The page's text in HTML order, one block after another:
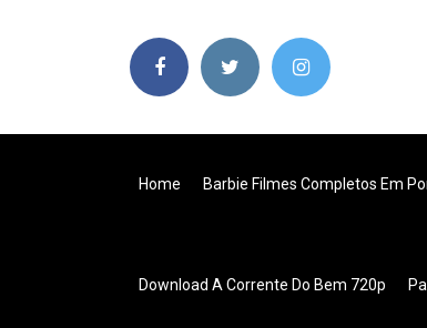
Home Barbie Filmes Completos Em
Download A Corrente Do Bem 720p